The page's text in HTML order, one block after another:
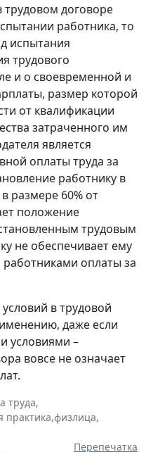
трудовом договоре
работника, то
испытания
трудового
и о своевременной и
размер которой
от квалификации
затраченного им
является
оплаты труда за
работнику в
размере 60% от
положение
трудовым
не обеспечивает ему
оплаты за
в трудовой
даже если
условиями –
вовсе не означает
труда,
практика,физлица,
Перепечатка